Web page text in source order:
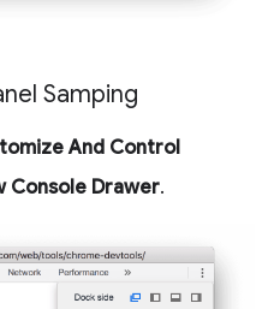
Samping
And Control
Console Drawer.